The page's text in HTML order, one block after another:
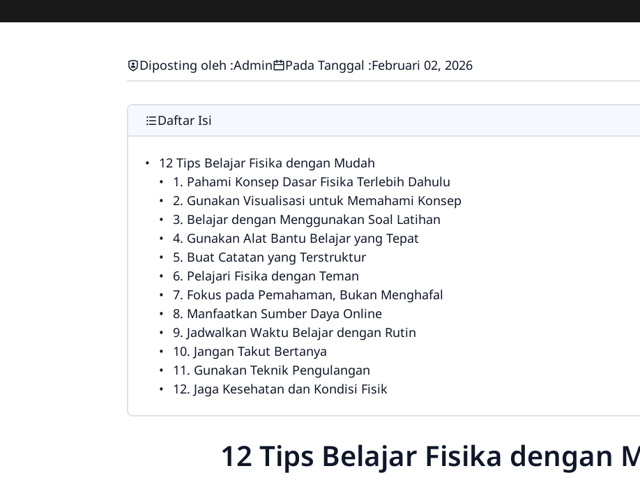
Diposting oleh :Admin Pada Tanggal :Februari 02, 2026
Daftar Isi
12 Tips Belajar Fisika dengan Mudah
1. Pahami Konsep Dasar Fisika Terlebih Dahulu
2. Gunakan Visualisasi untuk Memahami Konsep
3. Belajar dengan Menggunakan Soal Latihan
4. Gunakan Alat Bantu Belajar yang Tepat
5. Buat Catatan yang Terstruktur
6. Pelajari Fisika dengan Teman
7. Fokus pada Pemahaman, Bukan Menghafal
8. Manfaatkan Sumber Daya Online
9. Jadwalkan Waktu Belajar dengan Rutin
10. Jangan Takut Bertanya
11. Gunakan Teknik Pengulangan
12. Jaga Kesehatan dan Kondisi Fisik
12 Tips Belajar Fisika dengan